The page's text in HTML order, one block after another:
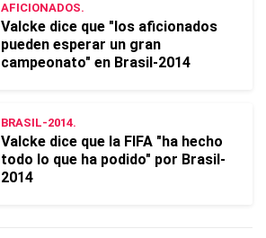
AFICIONADOS.
Valcke dice que "los aficionados
pueden esperar un gran
campeonato" en Brasil-2014
BRASIL-2014.
Valcke dice que la FIFA "ha hecho
todo lo que ha podido" por Brasil-
2014